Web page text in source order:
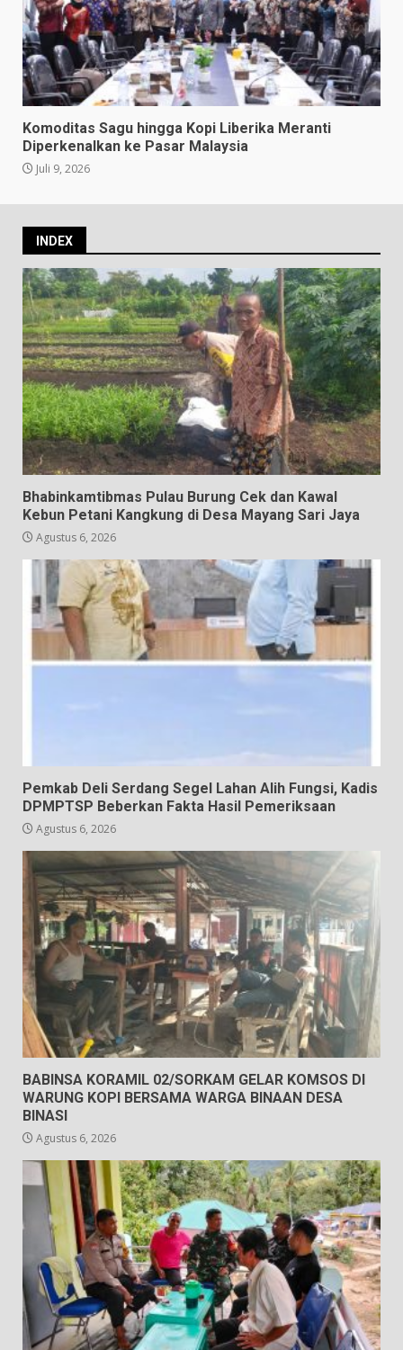
Komoditas Sagu hingga Kopi Liberika Meranti
Diperkenalkan ke Pasar Malaysia
Juli 9, 2026
INDEX
Bhabinkamtibmas Pulau Burung Cek dan Kawal
Kebun Petani Kangkung di Desa Mayang Sari Jaya
Agustus 6, 2026
Pemkab Deli Serdang Segel Lahan Alih Fungsi, Kadis
DPMPTSP Beberkan Fakta Hasil Pemeriksaan
Agustus 6, 2026
BABINSA KORAMIL 02/SORKAM GELAR KOMSOS DI
WARUNG KOPI BERSAMA WARGA BINAAN DESA
BINASI
Agustus 6, 2026